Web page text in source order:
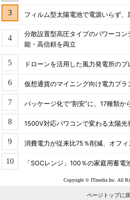
フィルム型太陽電池で電源いらず
分散設置型高圧タイプのパワーコ
能・高信頼を両立
ドローンを活用した風力発電所の
仮想通貨のマイニング向け電力プ
パッケージ化で“割安”に、17種類か
1500V対応パワコンで変わる太陽光
消費電力が従来比75％削減、オフ
「SOCレンジ」100％の家庭用蓄
Copyright © ITmedia Inc. All
ページトップに